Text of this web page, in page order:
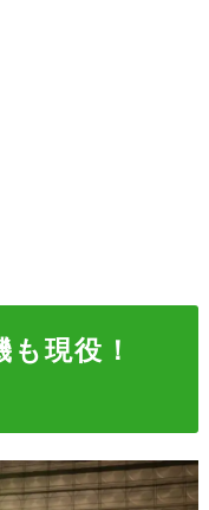
現役！